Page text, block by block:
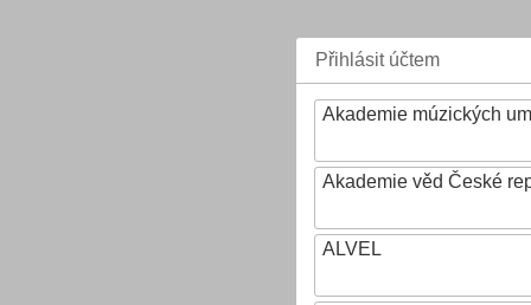
Přihlásit účtem
Akademie múzických
Akademie věd České
ALVEL